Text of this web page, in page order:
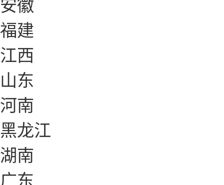
福建
江西
山东
河南
黑龙江
湖南
广东